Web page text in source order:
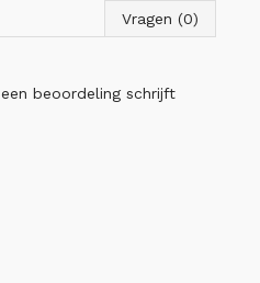
Vragen (0)
een beoordeling schrijft